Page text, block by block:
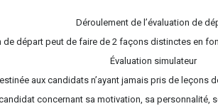
Déroulement de l’évaluation de
de départ peut de faire de 2 façons distinctes en
Évaluation simulateur
aux candidats n’ayant jamais pris de leçons
concernant sa motivation, sa personnalité,